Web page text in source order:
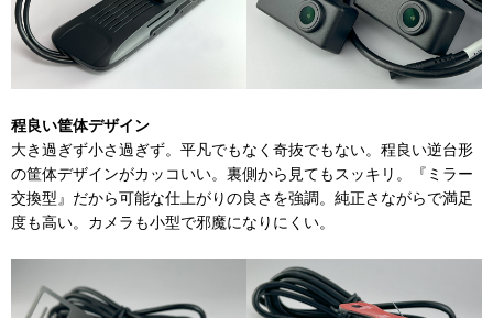
程良い筐体デザイン
大き過ぎず小さ過ぎず。平凡でもなく奇抜でもない。程良い逆台形
の筐体デザインがカッコいい。裏側から見てもスッキリ。『ミラー
交換型』だから可能な仕上がりの良さを強調。純正さながらで満足
度も高い。カメラも小型で邪魔になりにくい。